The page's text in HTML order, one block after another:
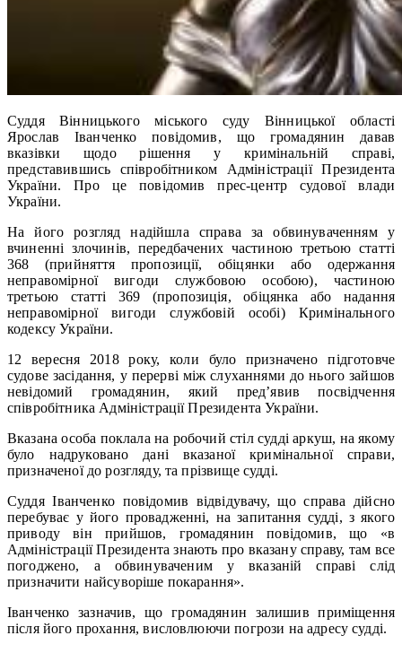
Cуддя Вінницького міського суду Вінницької області
Ярослав Іванченко повідомив, що громадянин давав
вказівки щодо рішення у кримінальній справі,
представившись співробітником Адміністрації Президента
України. Про це повідомив прес-центр судової влади
України.
На його розгляд надійшла справа за обвинуваченням у
вчиненні злочинів, передбачених частиною третьою статті
368 (прийняття пропозиції, обіцянки або одержання
неправомірної вигоди службовою особою), частиною
третьою статті 369 (пропозиція, обіцянка або надання
неправомірної вигоди службовій особі) Кримінального
кодексу України.
12 вересня 2018 року, коли було призначено підготовче
судове засідання, у перерві між слуханнями до нього зайшов
невідомий громадянин, який пред’явив посвідчення
співробітника Адміністрації Президента України.
Вказана особа поклала на робочий стіл судді аркуш, на якому
було надруковано дані вказаної кримінальної справи,
призначеної до розгляду, та прізвище судді.
Суддя Іванченко повідомив відвідувачу, що справа дійсно
перебуває у його провадженні, на запитання судді, з якого
приводу він прийшов, громадянин повідомив, що «в
Адміністрації Президента знають про вказану справу, там все
погоджено, а обвинуваченим у вказаній справі слід
призначити найсуворіше покарання».
Іванченко зазначив, що громадянин залишив приміщення
після його прохання, висловлюючи погрози на адресу судді.